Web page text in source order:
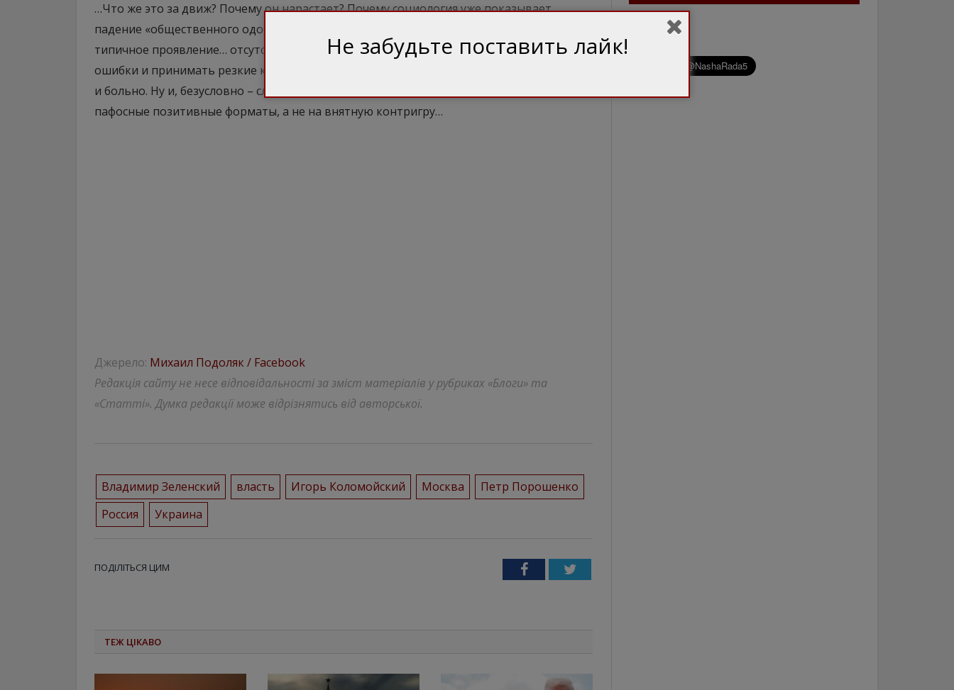
…Что же это за движ? Почему он нарастает? Почему социология уже показывает
падение «общественного одобрения» с 57 до 37%? На мой взгляд, все банально. Это
типичное проявление… отсутствующего пока умения признавать ситуационные
ошибки и принимать резкие кадровые решения. Проштрафился – вон отсюда. Громко
и больно. Ну и, безусловно – слабое медийное разъяснение. Ставка явно сделана на
пафосные позитивные форматы, а не на внятную контригру…
Джерело: Михаил Подоляк / Facebook
Редакція сайту не несе відповідальності за зміст матеріалів у рубриках «Блоги» та
«Статті». Думка редакції може відрізнятись від авторської.
Владимир Зеленский власть Игорь Коломойский Москва
Петр Порошенко
Россия
Украина
ПОДІЛІТЬСЯ ЦИМ FacebookTwitter
ТЕЖ ЦІКАВО
Не забудьте поставить лайк!